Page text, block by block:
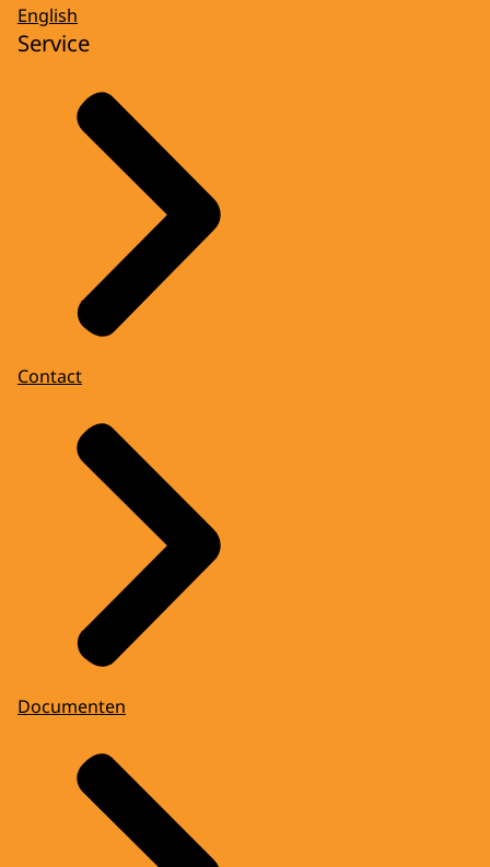
English
Service
Contact
Documenten